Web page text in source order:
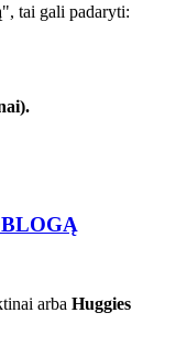
tai gali padaryti:
arba Huggies